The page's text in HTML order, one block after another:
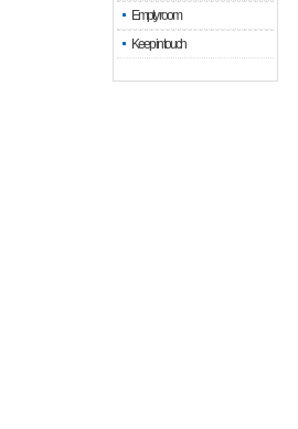
Empty room
Keep in touch